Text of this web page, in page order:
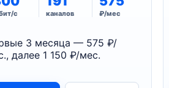
с каналов ₽/мес
3 месяца — 575 ₽/
далее 1 150 ₽/мес.